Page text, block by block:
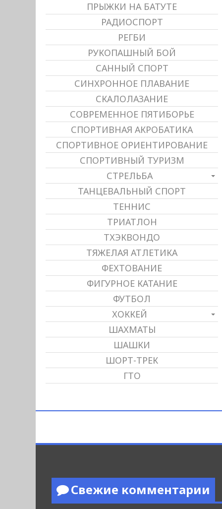
ПРЫЖКИ НА БАТУТЕ
РАДИОСПОРТ
РЕГБИ
РУКОПАШНЫЙ БОЙ
САННЫЙ СПОРТ
СИНХРОННОЕ ПЛАВАНИЕ
СКАЛОЛАЗАНИЕ
СОВРЕМЕННОЕ ПЯТИБОРЬЕ
СПОРТИВНАЯ АКРОБАТИКА
СПОРТИВНОЕ ОРИЕНТИРОВАНИЕ
СПОРТИВНЫЙ ТУРИЗМ
СТРЕЛЬБА
ТАНЦЕВАЛЬНЫЙ СПОРТ
ТЕННИС
ТРИАТЛОН
ТХЭКВОНДО
ТЯЖЕЛАЯ АТЛЕТИКА
ФЕХТОВАНИЕ
ФИГУРНОЕ КАТАНИЕ
ФУТБОЛ
ХОККЕЙ
ШАХМАТЫ
ШАШКИ
ШОРТ-ТРЕК
ГТО
Свежие комментарии